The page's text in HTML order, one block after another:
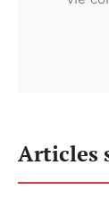
Articles